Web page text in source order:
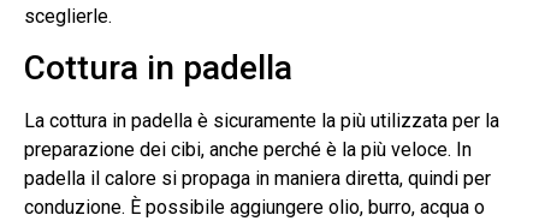
sceglierle.
Cottura in padella
La cottura in padella è sicuramente la più utilizzata per la
preparazione dei cibi, anche perché è la più veloce. In
padella il calore si propaga in maniera diretta, quindi per
conduzione. È possibile aggiungere olio, burro, acqua o